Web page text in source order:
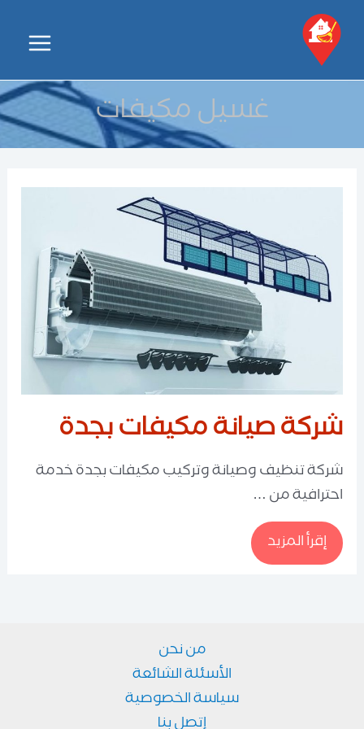
تخطي
المحتوى
Main
Menu
غسيل مكيفات
شركة صيانة مكيفات بجدة
شركة تنظيف وصيانة وتركيب مكيفات بجدة خدمة
احترافية من …
شركة
صيانة
مكيفات
إقرأ المزيد
من نحن
الأسئلة الشائعة
سياسة الخصوصية